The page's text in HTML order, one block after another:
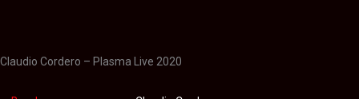
Claudio Cordero – Plasma Live 2020